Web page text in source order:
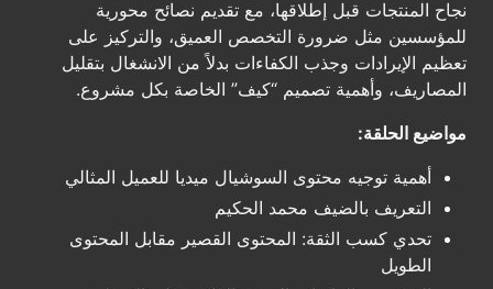
نجاح المنتجات قبل إطلاقها، مع تقديم نصائح محورية
للمؤسسين مثل ضرورة التخصص العميق، والتركيز على
تعظيم الإيرادات وجذب الكفاءات بدلاً من الانشغال بتقليل
المصاريف، وأهمية تصميم “كيف” الخاصة بكل مشروع.
مواضيع الحلقة:
أهمية توجيه محتوى السوشيال ميديا للعميل المثالي
التعريف بالضيف محمد الحكيم
تحدي كسب الثقة: المحتوى القصير مقابل المحتوى
الطويل